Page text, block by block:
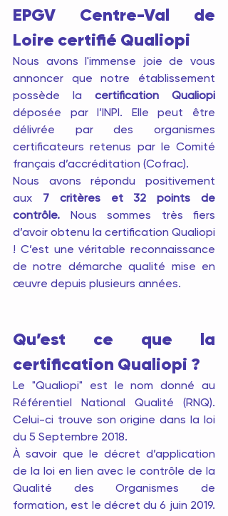
EPGV Centre-Val de
Loire certifié Qualiopi
Nous avons l'immense joie de vous
annoncer que notre établissement
possède la certification Qualiopi
déposée par l’INPI. Elle peut être
délivrée par des organismes
certificateurs retenus par le Comité
français d’accréditation (Cofrac).
Nous avons répondu positivement
aux 7 critères et 32 points de
contrôle. Nous sommes très fiers
d’avoir obtenu la certification Qualiopi
! C’est une véritable reconnaissance
de notre démarche qualité mise en
œuvre depuis plusieurs années.
Qu’est ce que la
certification Qualiopi ?
Le "Qualiopi" est le nom donné au
Référentiel National Qualité (RNQ).
Celui-ci trouve son origine dans la loi
du 5 Septembre 2018.
À savoir que le décret d’application
de la loi en lien avec le contrôle de la
Qualité des Organismes de
formation, est le décret du 6 juin 2019.